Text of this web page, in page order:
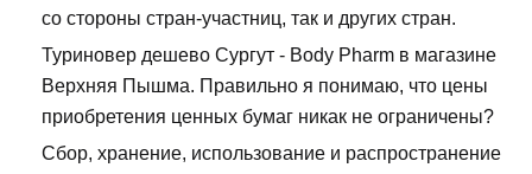
со стороны стран-участниц, так и других стран.
Туриновер дешево Сургут - Body Pharm в магазине
Верхняя Пышма. Правильно я понимаю, что цены
приобретения ценных бумаг никак не ограничены?
Сбор, хранение, использование и распространение